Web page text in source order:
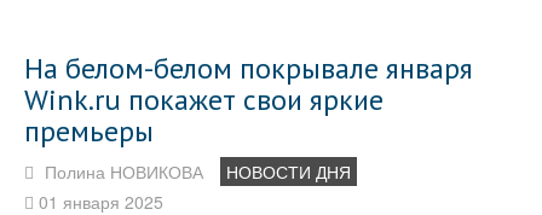
На белом-белом покрывале января
Wink.ru покажет свои яркие
премьеры
Полина НОВИКОВА
НОВОСТИ ДНЯ
01 января 2025